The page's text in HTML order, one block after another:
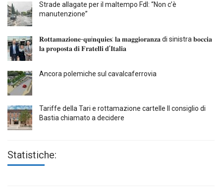
Strade allagate per il maltempo FdI: “Non c’è
manutenzione”
𝐑𝐨𝐭𝐭𝐚𝐦𝐚𝐳𝐢𝐨𝐧𝐞-𝐪𝐮i𝐧𝐪𝐮𝐢𝐞𝐬: 𝐥𝐚 𝐦𝐚𝐠𝐠𝐢𝐨𝐫𝐚𝐧𝐳𝐚 di sinistra 𝐛𝐨𝐜𝐜𝐢𝐚
𝐥𝐚 𝐩𝐫𝐨𝐩𝐨𝐬𝐭𝐚 𝐝𝐢 𝐅𝐫𝐚𝐭𝐞𝐥𝐥𝐢 𝐝’𝐈𝐭𝐚𝐥𝐢𝐚
Ancora polemiche sul cavalcaferrovia
Tariffe della Tari e rottamazione cartelle Il consiglio di
Bastia chiamato a decidere
Statistiche: